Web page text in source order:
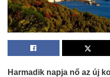
Harmadik napja nő az új